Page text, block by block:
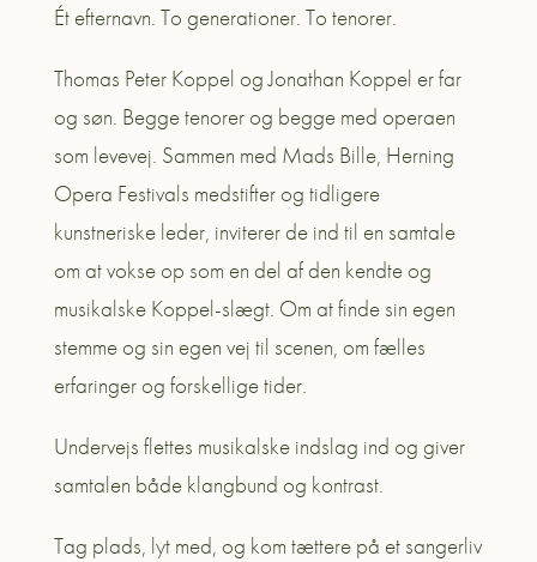
Ét efternavn. To generationer. To tenorer.
Thomas Peter Koppel og Jonathan Koppel er far
og søn. Begge tenorer og begge med operaen
som levevej. Sammen med Mads Bille, Herning
Opera Festivals medstifter og tidligere
kunstneriske leder, inviterer de ind til en samtale
om at vokse op som en del af den kendte og
musikalske Koppel-slægt. Om at finde sin egen
stemme og sin egen vej til scenen, om fælles
erfaringer og forskellige tider.
Undervejs flettes musikalske indslag ind og giver
samtalen både klangbund og kontrast.
Tag plads, lyt med, og kom tættere på et sangerliv